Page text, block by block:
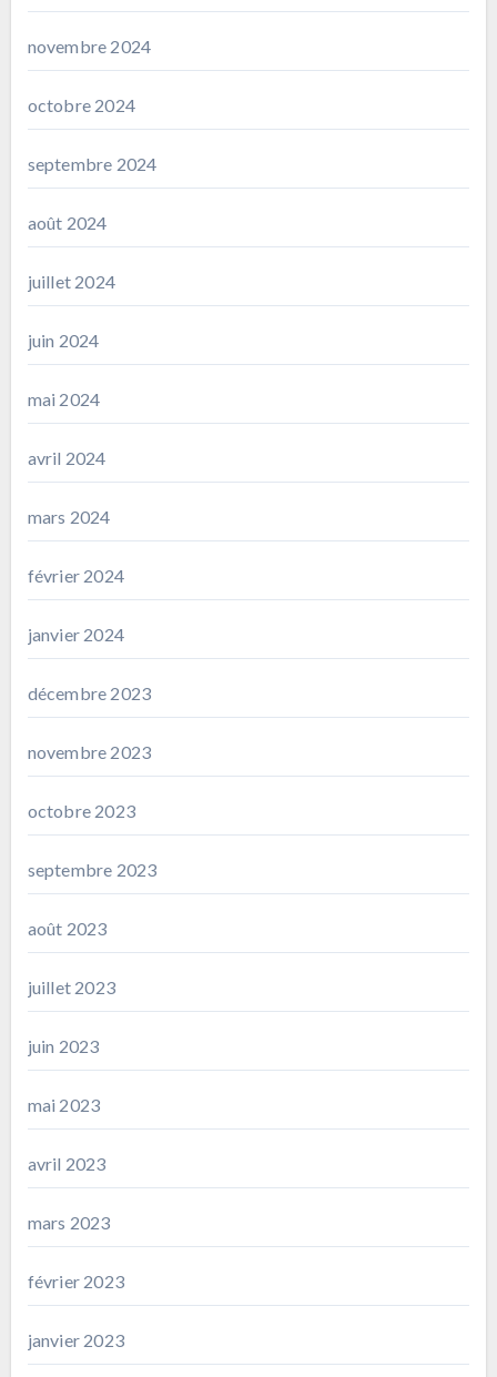
novembre 2024
octobre 2024
septembre 2024
août 2024
juillet 2024
juin 2024
mai 2024
avril 2024
mars 2024
février 2024
janvier 2024
décembre 2023
novembre 2023
octobre 2023
septembre 2023
août 2023
juillet 2023
juin 2023
mai 2023
avril 2023
mars 2023
février 2023
janvier 2023